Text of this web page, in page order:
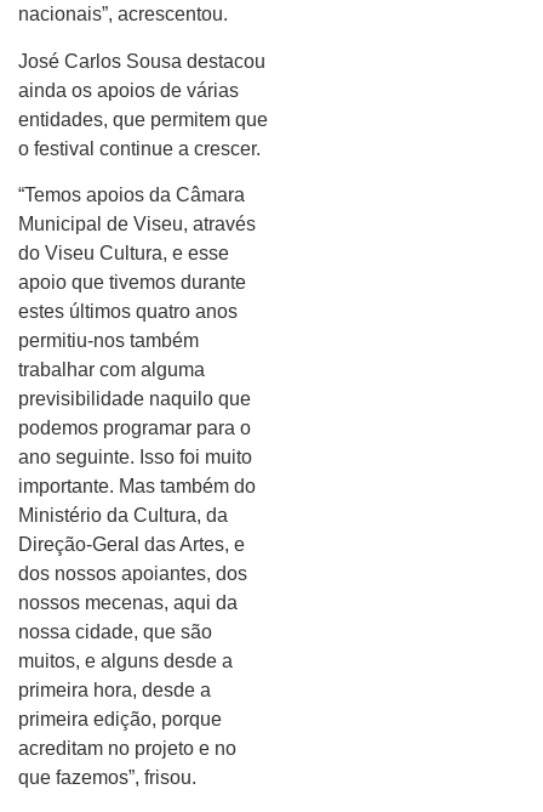
nacionais”, acrescentou.
José Carlos Sousa destacou
ainda os apoios de várias
entidades, que permitem que
o festival continue a crescer.
“Temos apoios da Câmara
Municipal de Viseu, através
do Viseu Cultura, e esse
apoio que tivemos durante
estes últimos quatro anos
permitiu-nos também
trabalhar com alguma
previsibilidade naquilo que
podemos programar para o
ano seguinte. Isso foi muito
importante. Mas também do
Ministério da Cultura, da
Direção-Geral das Artes, e
dos nossos apoiantes, dos
nossos mecenas, aqui da
nossa cidade, que são
muitos, e alguns desde a
primeira hora, desde a
primeira edição, porque
acreditam no projeto e no
que fazemos”, frisou.